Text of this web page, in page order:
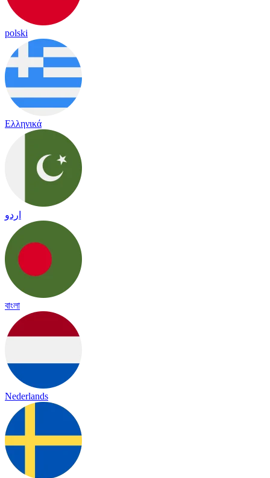
polski
Ελληνικά
اردو
বাংলা
Nederlands